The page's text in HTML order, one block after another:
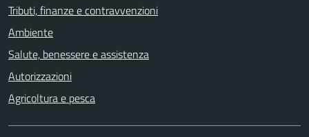
Tributi, finanze e contravvenzioni
Ambiente
Salute, benessere e assistenza
Autorizzazioni
Agricoltura e pesca